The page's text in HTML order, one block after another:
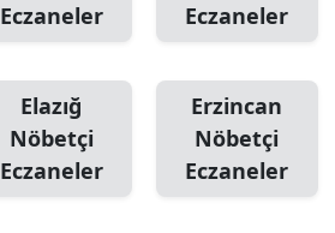
Eczaneler
Eczaneler
Elazığ
Nöbetçi
Eczaneler
Erzincan
Nöbetçi
Eczaneler